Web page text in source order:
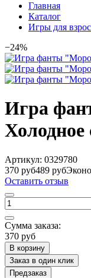
Главная
Каталог
Игры для
−24%
Игра
Холодное
Артикул: 0329780
370 руб489 руб
Оставить отзыв
Сумма заказа:
370 руб
В корзину
Заказ в один клик
Предзаказ